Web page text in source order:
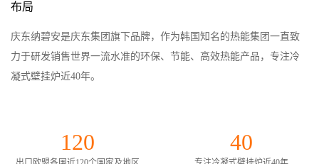
布局
庆东纳碧安是庆东集团旗下品牌，作为韩国知名的热能集团一直致
力于研发销售世界一流水准的环保、节能、高效热能产品，专注冷
凝式壁挂炉近40年。
超过250万台。主要产品线有壁挂炉、热水器、中型落地炉、大型真
空炉，商用Cascade并联系统。产品出口至欧盟各国、英国、美国、
120 40